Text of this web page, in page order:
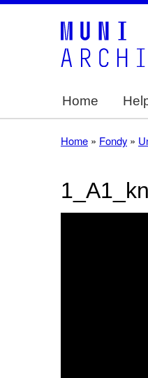
Main
navigation
Home
Home Fondy